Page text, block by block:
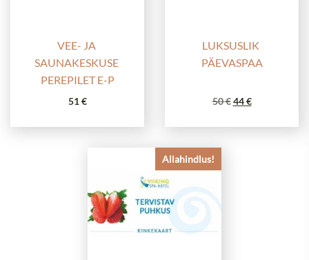
VEE- JA
SAUNAKESKUSE
PEREPILET E-P
51€
LUKSUSLIK
PÄEVASPAA
50€ Algne
44€Praegune
Allahindlus!